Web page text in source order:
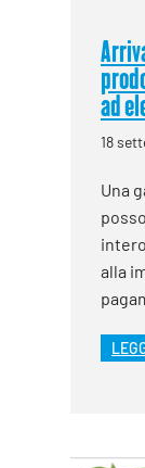
ad
18
Una
alla